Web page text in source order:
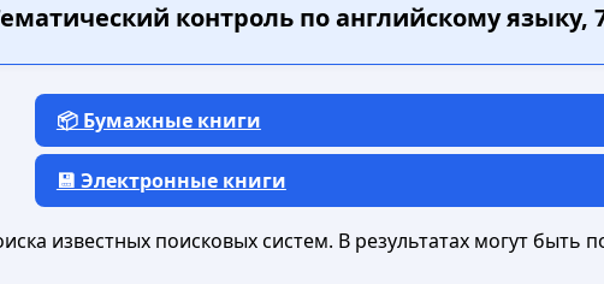
контроль по английскому языку, 7
📦 Бумажные книги
💾 Электронные книги
известных поисковых систем. В результатах могут быть